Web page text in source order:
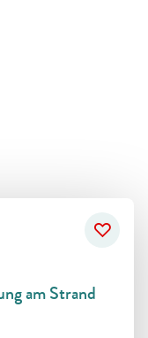
am Strand